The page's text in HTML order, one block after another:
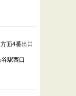
面4番出口
駅西口